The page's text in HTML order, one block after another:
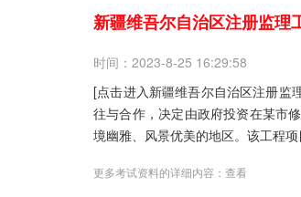
新疆维吾尔自治区注册监理
时间：2023-8-25 16:29:58
[点击进入新疆维吾尔自治区注册监
往与合作，决定由政府投资在某市
境幽雅、风景优美的地区。该工程
更多考试资料的详细内容： 查看